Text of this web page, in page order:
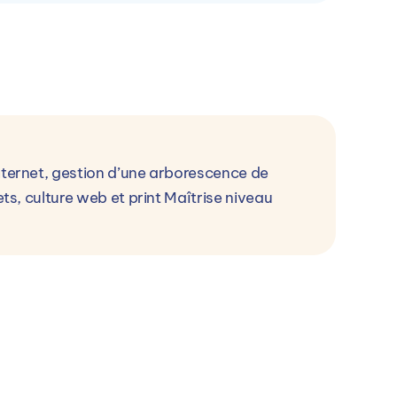
gestion d’une arborescence de
culture web et print Maîtrise niveau